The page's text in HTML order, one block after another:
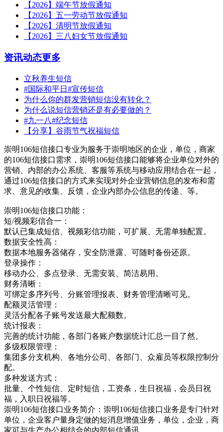
【2026】端午节放假通知
【2026】五一劳动节放假通知
【2026】清明节放假通知
【2026】三八妇女节放假通知
资讯动态更多
立秋养生短信
#国际和平日#宣传短信
为什么你的群发营销短信没有转化？
为什么说短信营销还是有必要做的？
#九一八#纪念短信
【分享】谷雨节气祝福短信
崇明106短信接口专业为服务于崇明地区的企业，单位，商家
的106短信接口需求，崇明106短信接口能够将企业单位对外的
营销、内部的办公系统、客服等系统与移动应用结合在一起，
通过106短信接口的方式来实现对外企业营销信息的发布和需
求、意见的收集、反馈，企业内部办公信息的传递、等。
崇明106短信接口功能：
短/视频彩信合一：
默认已集成短信、视频彩信功能，可扩展、无需单独配置。
数据安全性高：
数据本地服务器储存，安全防泄露、可随时备份还原。
登录操作：
移动办公、多点登录、无需安装、简洁易用。
财务清晰：
可绑定多序列号、分账管理报表、财务管理清晰可见。
配额灵活管理：
灵活分配各子账号发送最大配额数。
统计报表：
完善的统计功能，各部门各账户数据统计汇总一目了然。
多级权限管理：
集团多分支机构、各地分公司、各部门、众雇员等权限控制分
配。
多种发送方式：
批量、个性短信、定时短信，工资条，生日祝福，会员日祝
福，入职日祝福等。
崇明106短信接口业务简介：崇明106短信接口业务是专门针对
单位，企业客户量身定做的短消息增值业务，单位，企业，商
家可与生产办公相结合的内部短信通讯，